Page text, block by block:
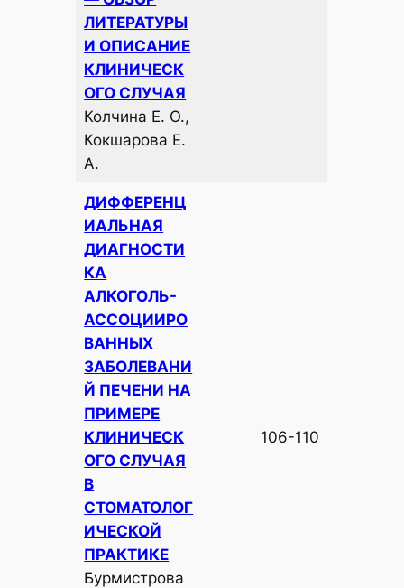
ЛИТЕРАТУРЫ
И ОПИСАНИЕ
КЛИНИЧЕСК
ОГО СЛУЧАЯ
Колчина Е. О.,
Кокшарова Е.
А.
ДИФФЕРЕНЦ
ИАЛЬНАЯ
ДИАГНОСТИ
КА
АЛКОГОЛЬ-
АССОЦИИРО
ВАННЫХ
ЗАБОЛЕВАНИ
Й ПЕЧЕНИ НА
ПРИМЕРЕ
КЛИНИЧЕСК
ОГО СЛУЧАЯ
В
СТОМАТОЛОГ
ИЧЕСКОЙ
ПРАКТИКЕ
Бурмистрова
106-110